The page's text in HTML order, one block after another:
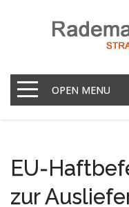
OPEN MENU
EU-
zur